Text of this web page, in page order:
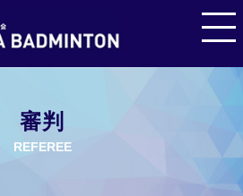
審判
REFEREE